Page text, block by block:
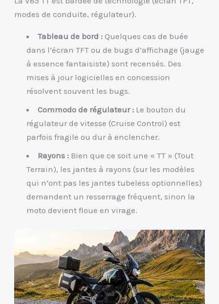
modes de conduite, régulateur).
Tableau de bord : Quelques cas de buée
dans l’écran TFT ou de bugs d’affichage (jauge
à essence fantaisiste) sont recensés. Des
mises à jour logicielles en concession
résolvent souvent les bugs.
Commodo de régulateur : Le bouton du
régulateur de vitesse (Cruise Control) est
parfois fragile ou dur à enclencher.
Rayons : Bien que ce soit une « TT » (Tout
Terrain), les jantes à rayons (sur les modèles
qui n’ont pas les jantes tubeless optionnelles)
demandent un resserrage fréquent, sinon la
moto devient floue en virage.